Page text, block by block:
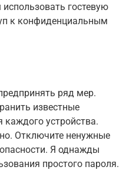
гостевую
к конфиденциальным
ряд мер.
известные
устройства.
Отключите ненужные
Я однажды
простого пароля.